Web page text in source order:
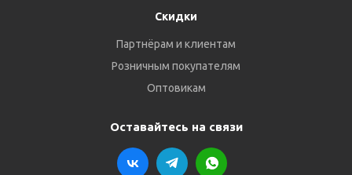
Скидки
Партнёрам и клиентам
Розничным покупателям
Оптовикам
Оставайтесь на связи